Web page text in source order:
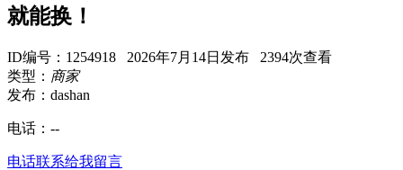
就能换！
ID编号：1254918 2026年7月14日发布 2394次查看
类型： 商家
发布：dashan
电话： --
电话联系给我留言